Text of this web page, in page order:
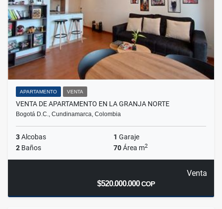
APARTAMENTO VENTA
VENTA DE APARTAMENTO EN LA GRANJA NORTE
Bogotá D.C., Cundinamarca, Colombia
3Alcobas 1 Garaje
2 Baños 70Área m2
Venta
$520.000.000COP